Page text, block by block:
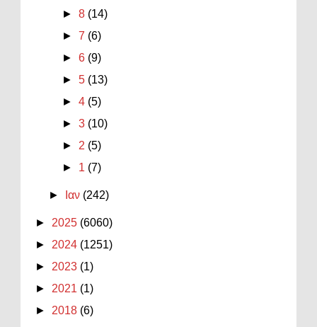
►8 (14)
►7 (6)
►6 (9)
►5 (13)
►4 (5)
►3 (10)
►2 (5)
► 1 (7)
► Ιαν (242)
► 2025 (6060)
► 2024 (1251)
► 2023 (1)
► 2021 (1)
► 2018 (6)